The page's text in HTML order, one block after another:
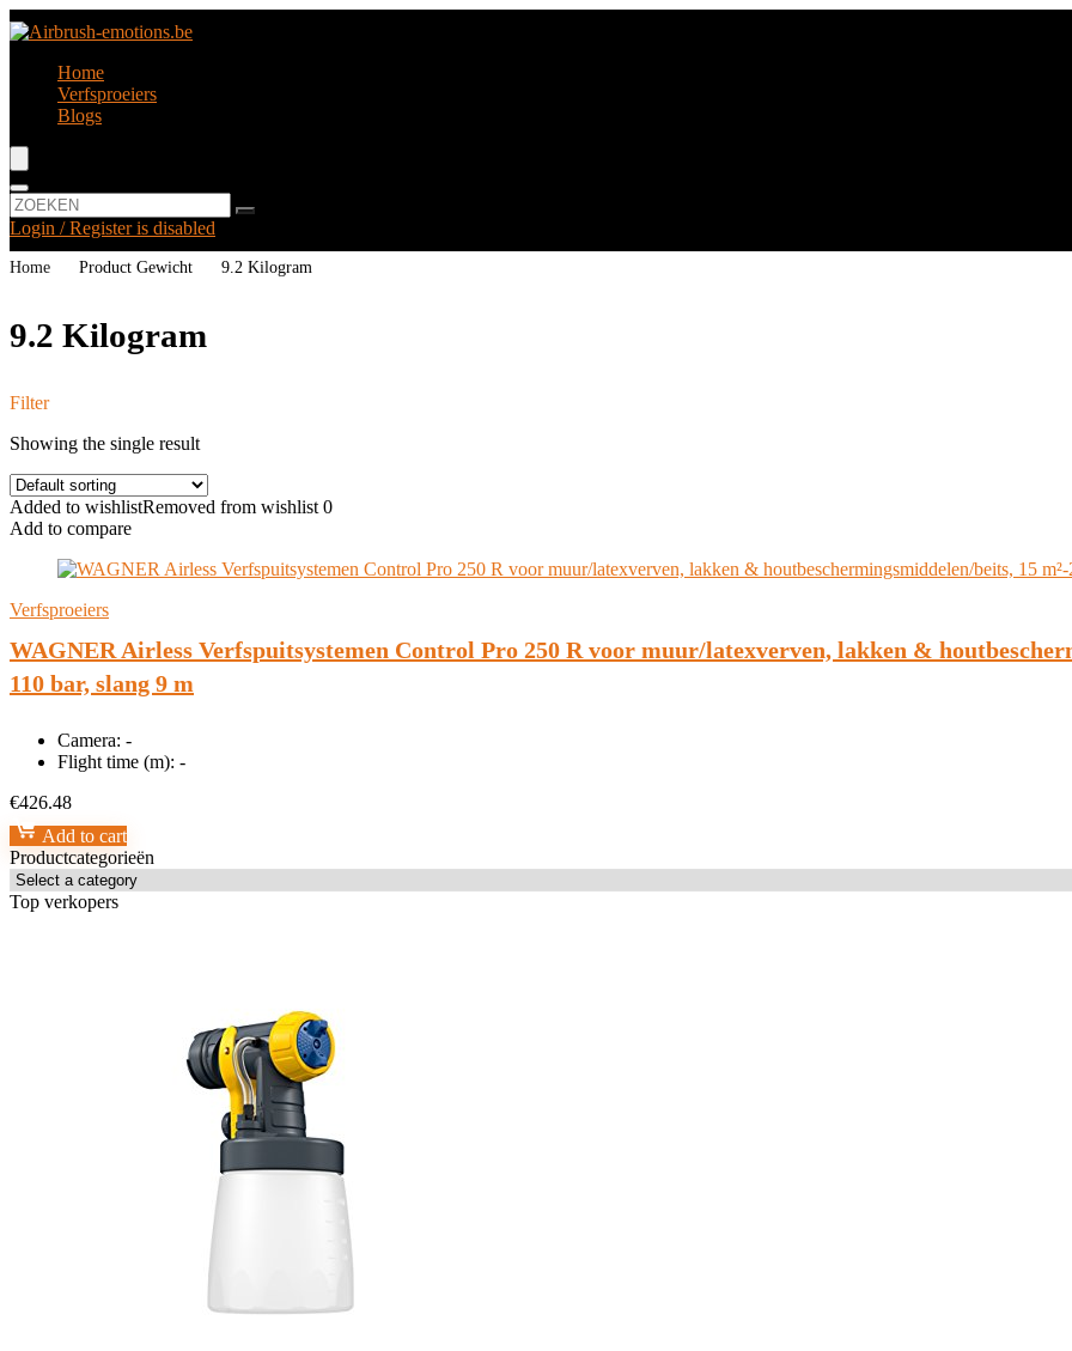
Home
Verfsproeiers
Blogs
Login / Register is disabled
Home Product Gewicht ‎9.2 Kilogram
‎9.2 Kilogram
Filter
Showing the single result
Added to wishlistRemoved from wishlist 0
Add to compare
Verfsproeiers
WAGNER Airless Verfspuitsystemen Control Pro 250 R voor muur/latexverven, lakken &
110 bar, slang 9 m
Camera: -
Flight time (m): -
€426.48
Add to cart
Productcategorieën
Top verkopers